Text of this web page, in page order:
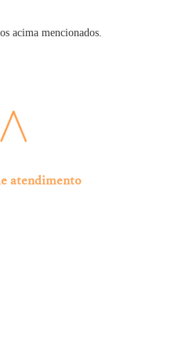
acima mencionados.
atendimento